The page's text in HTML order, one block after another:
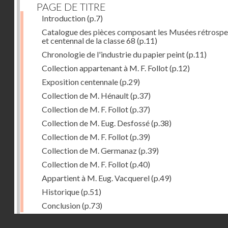
PAGE DE TITRE
Introduction(p.7)
Catalogue des pièces composant les Musées
et centennal de la classe 68 (p.11)
Chronologie de l'industrie du papier peint(p.11)
Collection appartenant à M. F. Follot(p.12)
Exposition centennale(p.29)
Collection de M. Hénault(p.37)
Collection de M. F. Follot(p.37)
Collection de M. Eug. Desfossé(p.38)
Collection de M. F. Follot(p.39)
Collection de M. Germanaz(p.39)
Collection de M. F. Follot(p.40)
Appartient à M. Eug. Vacquerel(p.49)
Historique(p.51)
Conclusion(p.73)